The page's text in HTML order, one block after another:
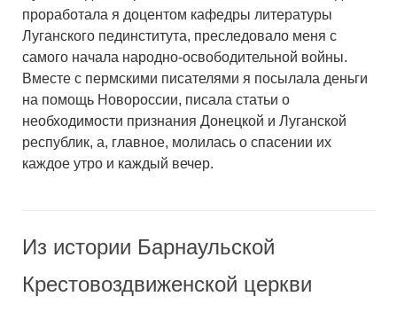
проработала я доцентом кафедры литературы
Луганского пединститута, преследовало меня с
самого начала народно-освободительной войны.
Вместе с пермскими писателями я посылала деньги
на помощь Новороссии, писала статьи о
необходимости признания Донецкой и Луганской
республик, а, главное, молилась о спасении их
каждое утро и каждый вечер.
Из истории Барнаульской
Крестовоздвиженской церкви